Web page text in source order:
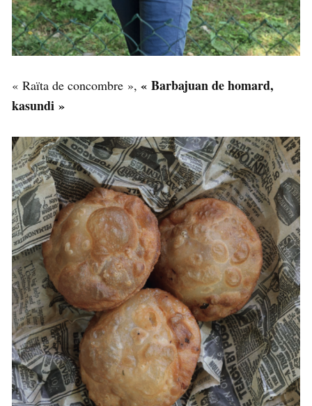
« Raïta de concombre », « Barbajuan de homard,
kasundi »